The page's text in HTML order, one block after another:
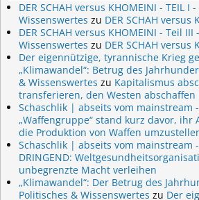
DER SCHAH versus KHOMEINI - TEIL I
Wissenswertes zu DER SCHAH versus
DER SCHAH versus KHOMEINI - Teil
Wissenswertes zu DER SCHAH versus
Der eigennützige, tyrannische Krieg
„Klimawandel“: Betrug des
& Wissenswertes zu Kapitalismus
transferieren, den Westen abschaffen
Schaschlik | abseits vom mainstream
„Waffengruppe“ stand kurz davor, ihr
die Produktion von Waffen
Schaschlik | abseits vom mainstream
DRINGEND:
unbegrenzte Macht verleihen
„Klimawandel“: Der Betrug des
Politisches & Wissenswertes zu Der